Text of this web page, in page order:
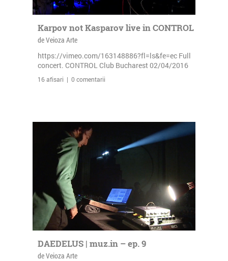
Karpov not Kasparov live in CONTROL
de Veioza Arte
https://vimeo.com/163148886?fl=ls&fe=ec Full
concert. CONTROL Club Bucharest 02/04/2016
16 afisari | 0 comentarii
DAEDELUS | muz.in – ep. 9
de Veioza Arte